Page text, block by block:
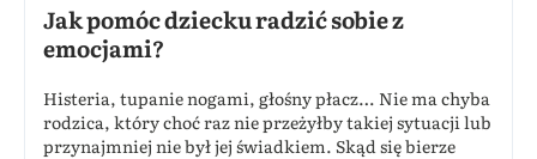
Jak pomóc dziecku radzić sobie z
emocjami?
Histeria, tupanie nogami, głośny płacz… Nie ma chyba
rodzica, który choć raz nie przeżyłby takiej sytuacji lub
przynajmniej nie był jej świadkiem. Skąd się bierze